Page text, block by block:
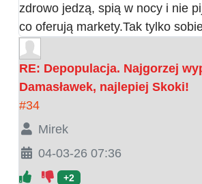
zdrowo jedzą, spią w nocy i nie
co oferują markety.Tak tylko
RE: Depopulacja. Najgorzej
Damasławek, najlepiej Skoki!
#34
Mirek
04-03-26 07:36
+2